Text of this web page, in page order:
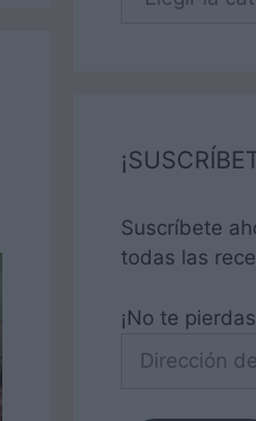
Suscríbete
todas las
¡No te
de